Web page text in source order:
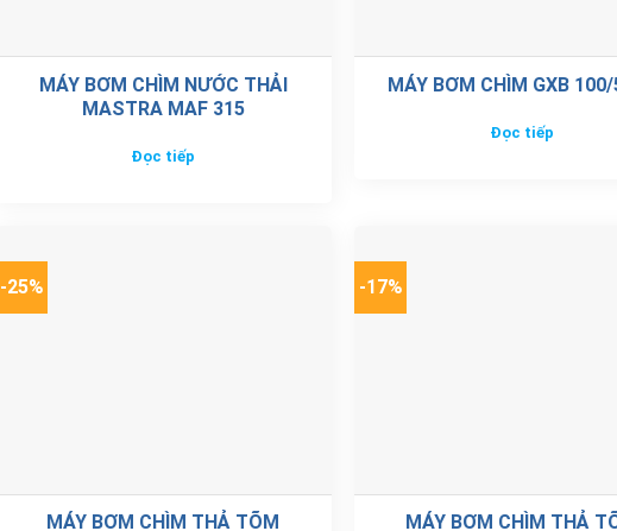
MÁY BƠM CHÌM NƯỚC THẢI
MASTRA MAF 315
Đọc tiếp
MÁY BƠM CHÌM GXB
Đọc tiếp
-25%
MÁY BƠM CHÌM THẢ TÕM
-17%
MÁY BƠM CHÌM THẢ